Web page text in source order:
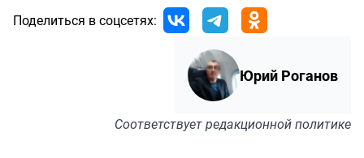
Поделиться в соцсетях:
Юрий Роганов
Соответствуетредакционной политике